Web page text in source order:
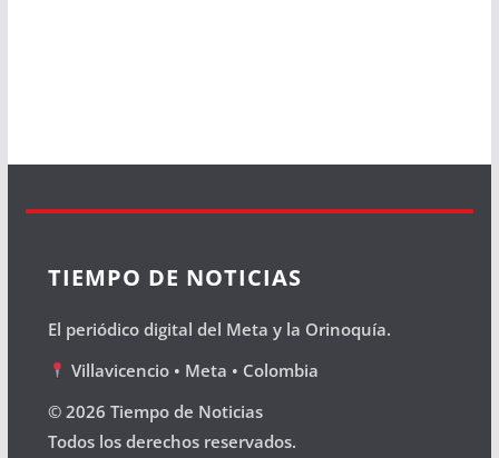
TIEMPO DE NOTICIAS
El periódico digital del Meta y la Orinoquía.
Villavicencio • Meta • Colombia
© 2026 Tiempo de Noticias
Todos los derechos reservados.